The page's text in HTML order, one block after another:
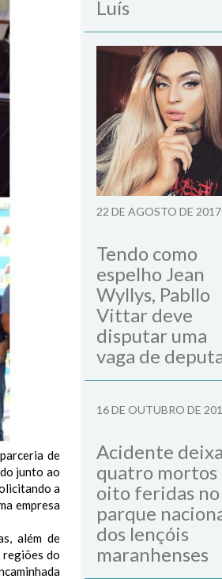
de
junto ao
a
empresa
além de
do
Luís
22 DE AGOSTO DE 2017
Tendo como
espelho Jean
Wyllys, Pabllo
Vittar deve
disputar uma
vaga de
16 DE OUTUBRO DE
Acidente
quatro mortos
oito feridas no
parque
dos lençóis
maranhenses